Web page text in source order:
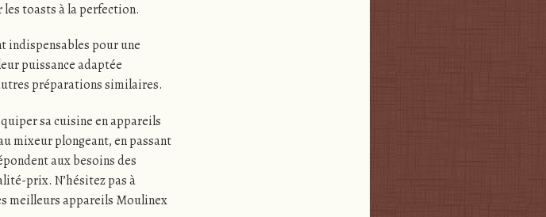
toasts à la perfection.
indispensables pour une
puissance adaptée
préparations similaires.
sa cuisine en appareils
mixeur plongeant, en passant
aux besoins des
prix. N’hésitez pas à
meilleurs appareils Moulinex